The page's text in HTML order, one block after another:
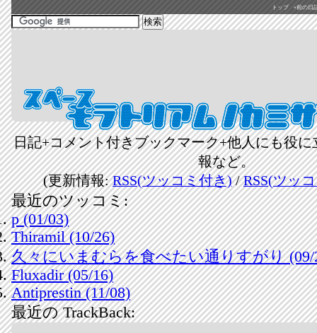
トップ «前の日
日記+コメント付きブックマーク+他人にも役
報など。
(更新情報:RSS(ツッコミ付き)/RSS(ツッ
最近のツッコミ:
p (01/03)
Thiramil (10/26)
久々にいまむらを食べたい通りすがり (09/
Fluxadir (05/16)
Antiprestin (11/08)
最近の TrackBack: